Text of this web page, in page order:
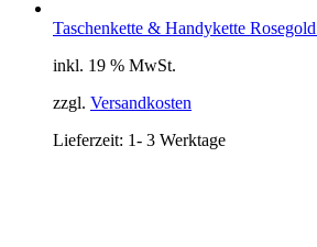
Taschenkette & Handykette
inkl. 19 % MwSt.
zzgl. Versandkosten
Lieferzeit: 1- 3 Werktage